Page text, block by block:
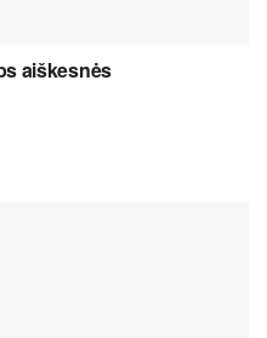
aiškesnės